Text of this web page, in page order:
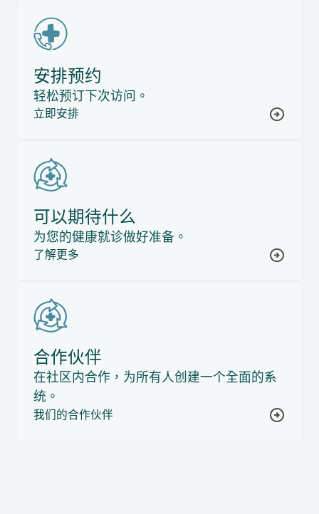
安排预约
轻松预订下次访问。
立即安排
可以期待什么
为您的健康就诊做好准备。
了解更多
合作伙伴
在社区内合作，为所有人创建一个全面的系
统。
我们的合作伙伴